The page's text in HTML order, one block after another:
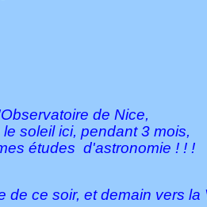
de Nice,
soleil ici, pendant 3 mois,
études d'astronomie ! ! !
de ce soir, et demain vers la